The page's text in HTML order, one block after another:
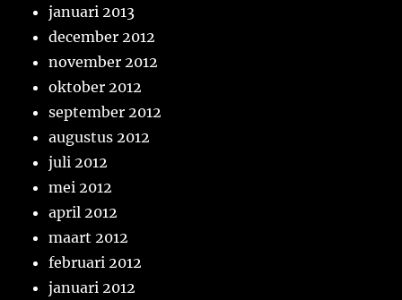
januari 2013
december 2012
november 2012
oktober 2012
september 2012
augustus 2012
juli 2012
mei 2012
april 2012
maart 2012
februari 2012
januari 2012